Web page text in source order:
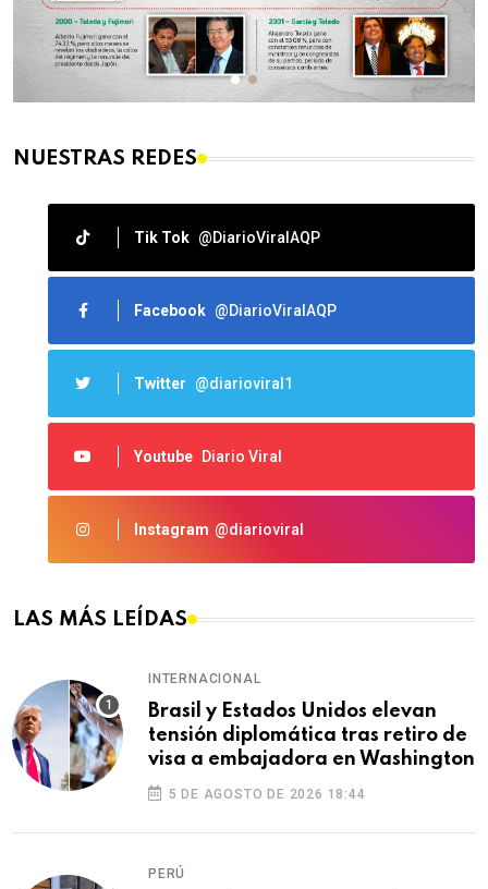
NUESTRAS REDES
Tik Tok @DiarioViralAQP
Facebook @DiarioViralAQP
Twitter @diarioviral1
Youtube Diario Viral
Instagram @diarioviral
LAS MÁS LEÍDAS
INTERNACIONAL
Brasil y Estados Unidos elevan
tensión diplomática tras retiro de
visa a embajadora en Washington
5 DE AGOSTO DE 2026 18:44
PERÚ